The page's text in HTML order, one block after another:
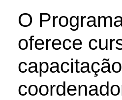
O
oferece